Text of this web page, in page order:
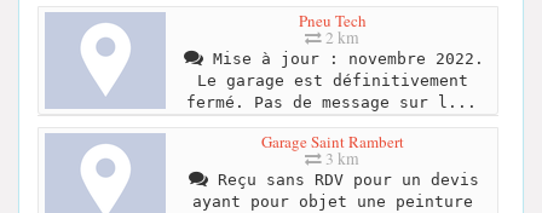
Pneu Tech
2 km
Mise à jour : novembre 2022.
Le garage est définitivement
fermé. Pas de message sur l...
Garage Saint Rambert
3 km
Reçu sans RDV pour un devis
ayant pour objet une peinture